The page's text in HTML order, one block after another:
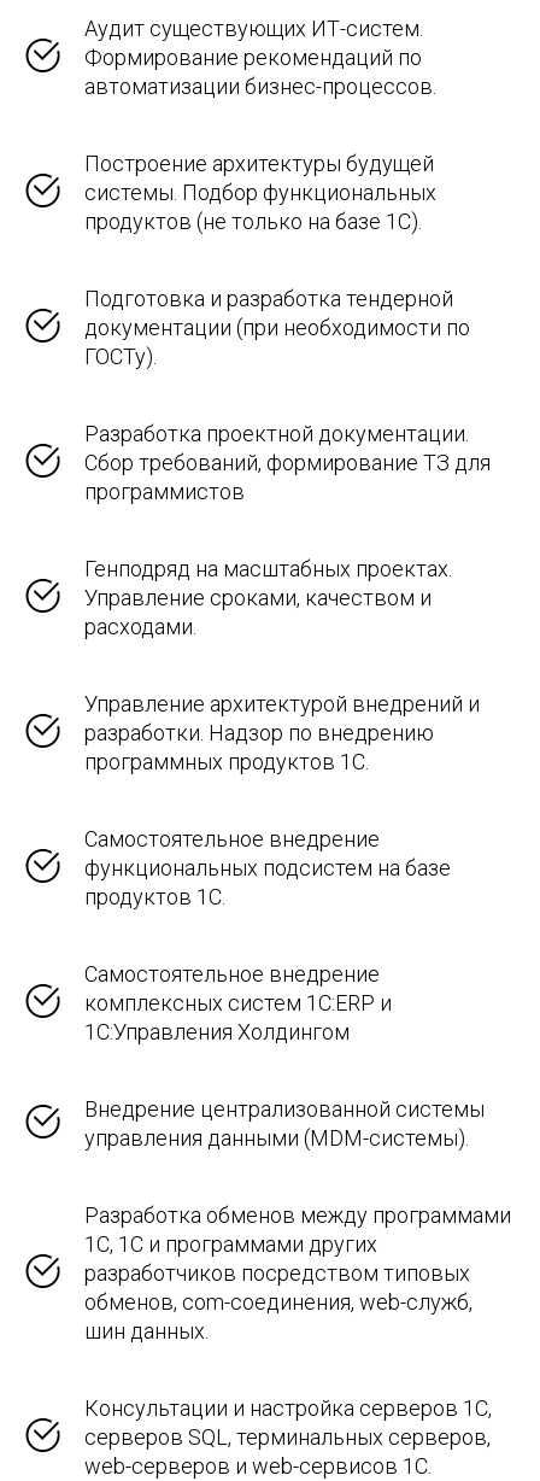
Аудит существующих ИТ-систем.
Формирование рекомендаций по
автоматизации бизнес-процессов.
Построение архитектуры будущей
системы. Подбор функциональных
продуктов (не только на базе 1С).
Подготовка и разработка тендерной
документации (при необходимости по
ГОСТу).
Разработка проектной документации.
Сбор требований, формирование ТЗ для
программистов
Генподряд на масштабных проектах.
Управление сроками, качеством и
расходами.
Управление архитектурой внедрений и
разработки. Надзор по внедрению
программных продуктов 1С.
Самостоятельное внедрение
функциональных подсистем на базе
продуктов 1С.
Самостоятельное внедрение
комплексных систем 1С:ERP и
1С:Управления Холдингом
Внедрение централизованной системы
управления данными (MDM-системы).
Разработка обменов между программами
1С, 1С и программами других
разработчиков посредством типовых
обменов, com-соединения, web-служб,
шин данных.
Консультации и настройка серверов 1С,
серверов SQL, терминальных серверов,
web-серверов и web-сервисов 1С.